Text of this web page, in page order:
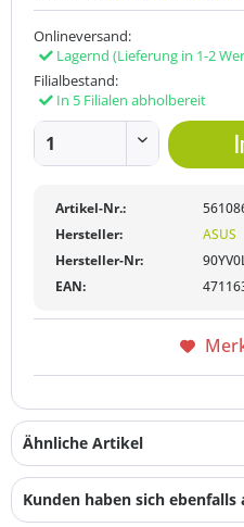
Onlineversand:
Lagernd (Lieferung in 1-2
Filialbestand:
In 5 Filialen abholbereit
Artikel-Nr.:
Hersteller:
ASUS
Hersteller-Nr:
EAN:
Ähnliche Artikel
Kunden haben sich ebenfalls